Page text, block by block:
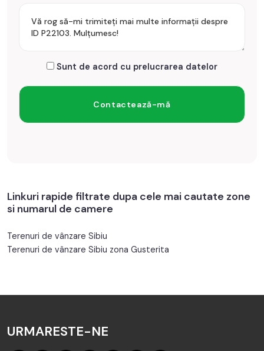
Sunt de acord cu prelucrarea datelor
Linkuri rapide filtrate dupa cele mai cautate zone
si numarul de camere
Terenuri de vânzare Sibiu
Terenuri de vânzare Sibiu zona Gusterita
URMARESTE-NE